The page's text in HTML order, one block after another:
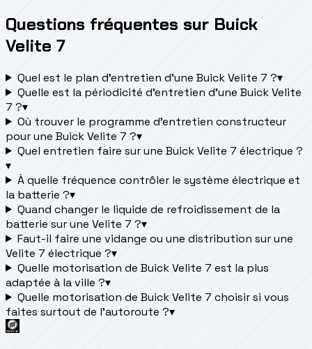
Questions fréquentes sur Buick
Velite 7
Quel est le plan d’entretien d’une Buick Velite 7 ?▾
Quelle est la périodicité d’entretien d’une Buick Velite
7 ?▾
Où trouver le programme d’entretien constructeur
pour une Buick Velite 7 ?▾
Quel entretien faire sur une Buick Velite 7 électrique ?
▾
À quelle fréquence contrôler le système électrique et
la batterie ?▾
Quand changer le liquide de refroidissement de la
batterie sur une Velite 7 ?▾
Faut-il faire une vidange ou une distribution sur une
Velite 7 électrique ?▾
Quelle motorisation de Buick Velite 7 est la plus
adaptée à la ville ?▾
Quelle motorisation de Buick Velite 7 choisir si vous
faites surtout de l'autoroute ?▾